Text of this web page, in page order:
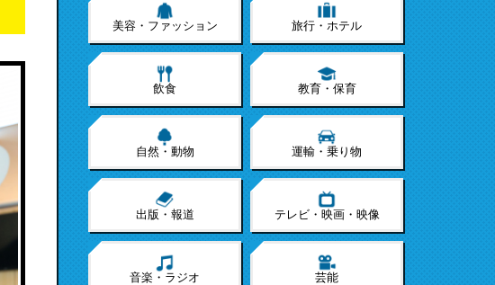
美容・ファッション 旅行・ホテル
飲食 教育・保育
自然・動物 運輸・乗り物
出版・報道 テレビ・映画・映像
音楽・ラジオ 芸能